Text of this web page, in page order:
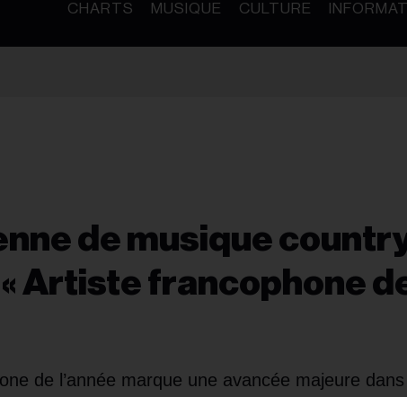
CHARTS MUSIQUE CULTURE
de musique
Artiste francophone
de l’année marque une avancée majeure